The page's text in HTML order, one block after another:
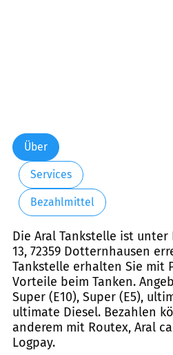
Über
Services
Bezahlmittel
Die Aral Tankstelle ist
13, 72359 Dotternhausen
Tankstelle erhalten Sie mit
Vorteile beim Tanken.
Super (E10), Super (E5),
ultimate Diesel. Bezahlen
anderem mit Routex, Aral
Logpay.